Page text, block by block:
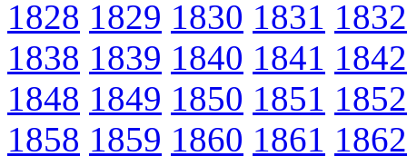
1828 1829 1830 1831 1832
1838 1839 1840 1841 1842
1848 1849 1850 1851 1852
1858 1859 1860 1861 1862